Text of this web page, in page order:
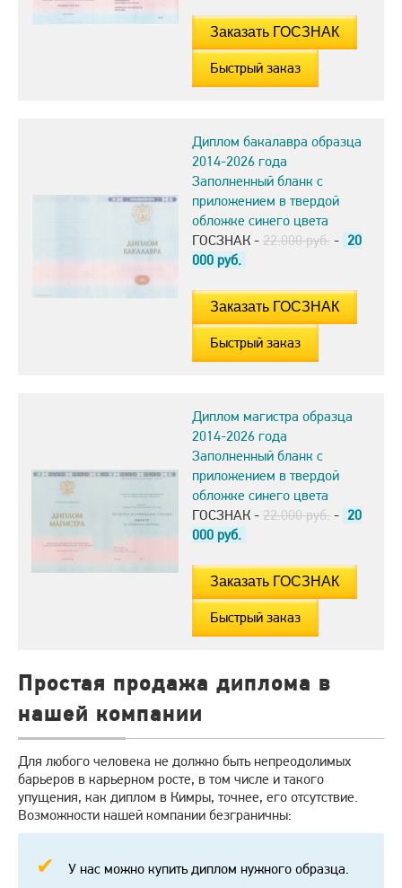
Быстрый заказ
Диплом бакалавра образца
2014-2026 года
Заполненный бланк с
приложением в твердой
обложке синего цвета
ГОСЗНАК - 22.000 руб. - 20
000 руб.
Быстрый заказ
Диплом магистра образца
2014-2026 года
Заполненный бланк с
приложением в твердой
обложке синего цвета
ГОСЗНАК - 22.000 руб. - 20
000 руб.
Быстрый заказ
Простая продажа диплома в
нашей компании
Для любого человека не должно быть непреодолимых
барьеров в карьерном росте, в том числе и такого
упущения, как диплом в Кимры, точнее, его отсутствие.
Возможности нашей компании безграничны:
У нас можно купить диплом нужного образца.